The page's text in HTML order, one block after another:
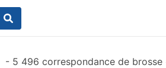
- 5 496 correspondance de brosse